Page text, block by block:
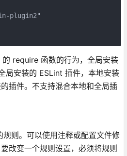
plugin2"
require 函数的行为，全局安装
局安装的 ESLint 插件，本地安装
插件。不支持混合本地和全局插
则。可以使用注释或配置文件修
改变一个规则设置，必须将规则